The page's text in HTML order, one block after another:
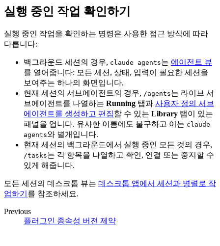
실행 중인 작업 확인하기
실행 중인 작업을 확인하는 명령은 사용한 접근 방식에 따라
다릅니다:
백그라운드 세션의 경우, claude agents는 에이전트 뷰
를 열어줍니다: 모든 세션, 상태, 입력이 필요한 세션을
보여주는 하나의 화면입니다.
현재 세션의 서브에이전트의 경우, /agents는 라이브 서
브에이전트를 나열하는 Running 탭과 사용자 정의 서브
에이전트를 생성하고 편집할 수 있는 Library 탭이 있는
패널을 엽니다. 유사한 이름에도 불구하고 이는 claude
agents와 별개입니다.
현재 세션의 백그라운드에서 실행 중인 모든 것의 경우,
/tasks는 각 항목을 나열하고 확인, 연결 또는 중지할 수
있게 해줍니다.
모든 세션의 데스크톱 뷰는 데스크톱 앱에서 세션과 병렬로 작
업하기 를 참조하세요.
Previous
플러그인 종속성 버전 제약